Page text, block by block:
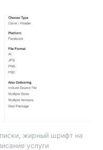
жирный шрифт на
услуги